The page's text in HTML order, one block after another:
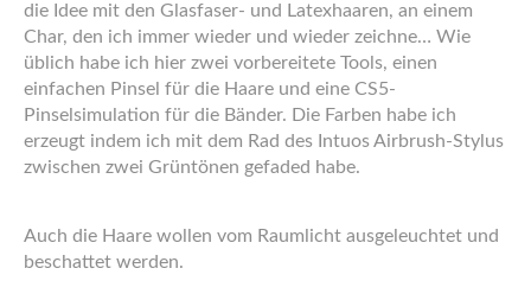
die Idee mit den Glasfaser- und Latexhaaren, an einem
Char, den ich immer wieder und wieder zeichne… Wie
üblich habe ich hier zwei vorbereitete Tools, einen
einfachen Pinsel für die Haare und eine CS5-
Pinselsimulation für die Bänder. Die Farben habe ich
erzeugt indem ich mit dem Rad des Intuos Airbrush-Stylus
zwischen zwei Grüntönen gefaded habe.
Auch die Haare wollen vom Raumlicht ausgeleuchtet und
beschattet werden.